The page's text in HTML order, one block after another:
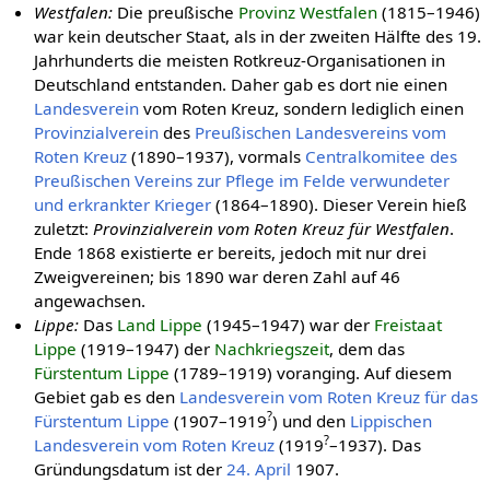
Westfalen: Die preußische Provinz Westfalen (1815–1946)
war kein deutscher Staat, als in der zweiten Hälfte des 19.
Jahrhunderts die meisten Rotkreuz-Organisationen in
Deutschland entstanden. Daher gab es dort nie einen
Landesverein vom Roten Kreuz, sondern lediglich einen
Provinzialverein des Preußischen Landesvereins vom
Roten Kreuz (1890–1937), vormals Centralkomitee des
Preußischen Vereins zur Pflege im Felde verwundeter
und erkrankter Krieger (1864–1890). Dieser Verein hieß
zuletzt:Provinzialverein vom Roten Kreuz für Westfalen.
Ende 1868 existierte er bereits, jedoch mit nur drei
Zweigvereinen; bis 1890 war deren Zahl auf 46
angewachsen.
Lippe: Das Land Lippe (1945–1947) war der Freistaat
Lippe (1919–1947) der Nach­kriegs­zeit, dem das
Fürstentum Lippe (1789–1919) voranging. Auf diesem
Gebiet gab es den Landesverein vom Roten Kreuz für das
Fürstentum Lippe (1907–1919?) und den Lippischen
Landesverein vom Roten Kreuz (1919?–1937). Das
Gründungsdatum ist der24. April 1907.